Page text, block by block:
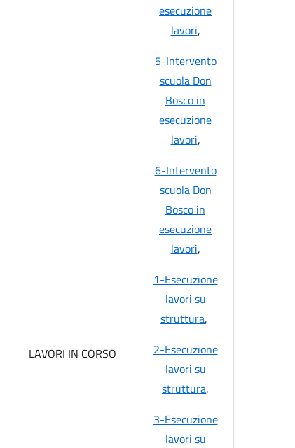
LAVORI IN CORSO
esecuzione
lavori,
5-Intervento
scuola Don
Bosco in
esecuzione
lavori,
6-Intervento
scuola Don
Bosco in
esecuzione
lavori,
1-Esecuzione
lavori su
struttura,
2-Esecuzione
lavori su
struttura,
3-Esecuzione
lavori su